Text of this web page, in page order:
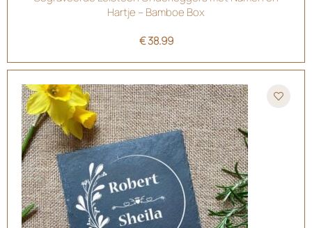
Hartje – Bamboe Box
€38.99